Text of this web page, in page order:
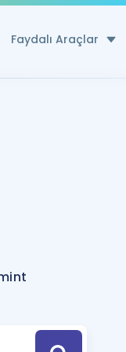
Faydalı Araçlar
Hesaplama Aracı
için Öneriler
Tek Takvimde
Hoca ile seni sınava